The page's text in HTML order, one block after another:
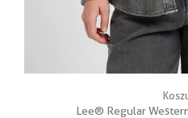
Lee® Regular